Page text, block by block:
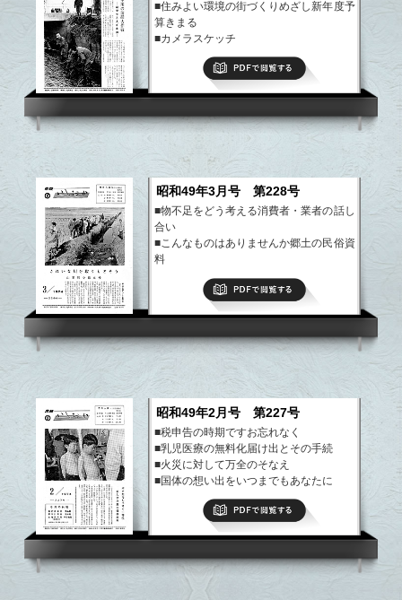
■住みよい環境の街づくりめざし新年度予
算きまる
■カメラスケッチ
■48年度を写真で
PDFで閲覧する
昭和49年3月号 第228号
■物不足をどう考える消費者・業者の話し
合い
■こんなものはありませんか郷土の民俗資
料
■団地の動脈一部貫通
■国体だより
昭和49年2月号 第227号
■税申告の時期ですお忘れなく
■乳児医療の無料化届け出とその手続
■火災に対して万全のそなえ
■国体の想い出をいつまでもあなたに
PDFで閲覧する